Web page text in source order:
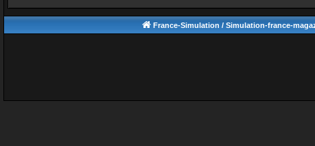
France-Simulation / Simulation-france-